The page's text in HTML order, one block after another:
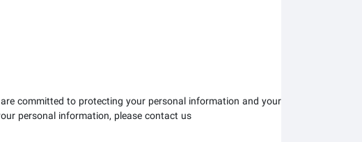
committed to protecting your personal information and your
personal information, please contact us